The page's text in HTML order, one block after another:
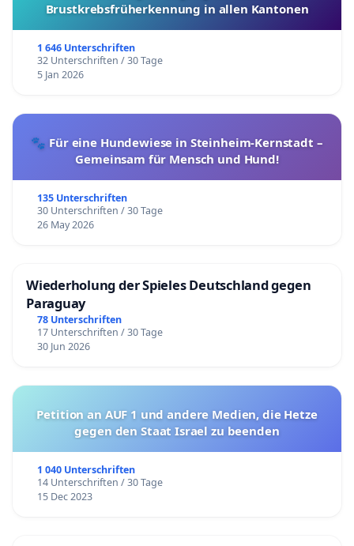
Brustkrebsfrüherkennung in allen Kantonen
1 646 Unterschriften
32 Unterschriften / 30 Tage
5 Jan 2026
🐾 Für eine Hundewiese in Steinheim-Kernstadt –
Gemeinsam für Mensch und Hund!
135 Unterschriften
30 Unterschriften / 30 Tage
26 May 2026
Wiederholung der Spieles Deutschland gegen
Paraguay
78 Unterschriften
17 Unterschriften / 30 Tage
30 Jun 2026
Petition an AUF 1 und andere Medien, die Hetze
gegen den Staat Israel zu beenden
1 040 Unterschriften
14 Unterschriften / 30 Tage
15 Dec 2023